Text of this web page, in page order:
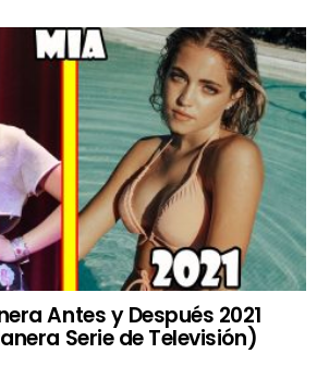
Antes y Después 2021
Serie de Televisión)